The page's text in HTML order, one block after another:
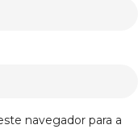
navegador para a